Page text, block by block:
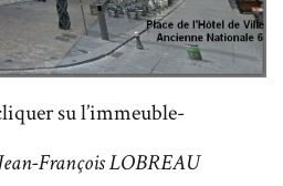
su l’immeuble-
François LOBREAU